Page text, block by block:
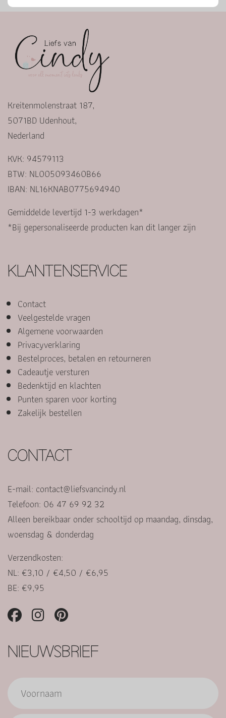
Kreitenmolenstraat 187,
5071BD Udenhout,
Nederland
KVK: 94579113
BTW: NL005093460B66
IBAN: NL16KNAB0775694940
Gemiddelde levertijd 1-3 werkdagen*
*Bij gepersonaliseerde producten kan dit langer zijn
KLANTENSERVICE
Contact
Veelgestelde vragen
Algemene voorwaarden
Privacyverklaring
Bestelproces, betalen en retourneren
Cadeautje versturen
Bedenktijd en klachten
Punten sparen voor korting
Zakelijk bestellen
CONTACT
E-mail: contact@liefsvancindy.nl
Telefoon: 06 47 69 92 32
Alleen bereikbaar onder schooltijd op maandag, dinsdag,
woensdag & donderdag
Verzendkosten:
NL: €3,10 / €4,50 / €6,95
BE: €9,95
NIEUWSBRIEF